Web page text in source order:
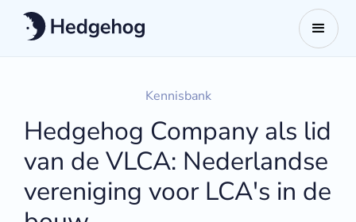
Kennisbank
Hedgehog Company als lid
van de VLCA: Nederlandse
vereniging voor LCA's in de